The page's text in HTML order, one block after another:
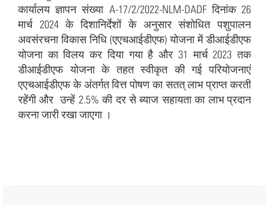
कार्यालय ज्ञापन संख्या A-17/2/2022-NLM-DADF दिनांक 26
मार्च 2024 के दिशानिर्देशों के अनुसार संशोधित पशुपालन
अवसंरचना विकास निधि (एएचआईडीएफ) योजना में डीआईडीएफ
योजना का विलय कर दिया गया है और 31 मार्च 2023 तक
डीआईडीएफ योजना के तहत स्वीकृत की गई परियोजनाएं
एएचआईडीएफ के अंतर्गत वित्त पोषण का सतत् लाभ प्राप्त करती
रहेंगी और उन्हें 2.5% की दर से ब्याज सहायता का लाभ प्रदान
करना जारी रखा जाएगा ।